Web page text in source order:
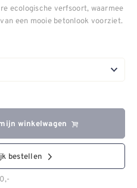
ecologische verfsoort, waarmee
een mooie betonlook voorziet.
winkelwagen
bestellen